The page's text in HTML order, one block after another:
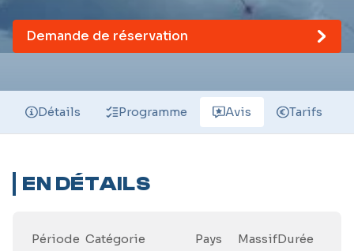
Demande de réservation
Détails Programme Avis Tarifs
EN DÉTAILS
Période Catégorie Pays MassifDurée